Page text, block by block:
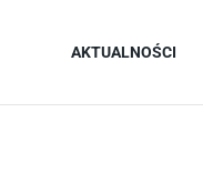
AKTUALNOŚCI